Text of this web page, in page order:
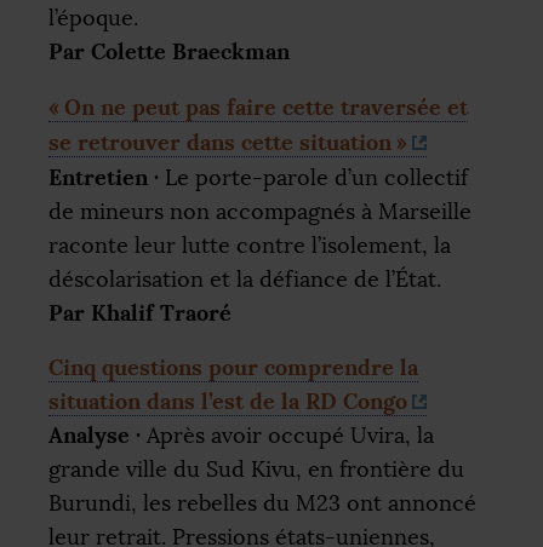
l’époque.
Par Colette Braeckman
« On ne peut pas faire cette traversée et
se retrouver dans cette situation »
Entretien · Le porte-parole d’un collectif
de mineurs non accompagnés à Marseille
raconte leur lutte contre l’isolement, la
déscolarisation et la défiance de l’État.
Par Khalif Traoré
Cinq questions pour comprendre la
situation dans l’est de la RD Congo
Analyse · Après avoir occupé Uvira, la
grande ville du Sud Kivu, en frontière du
Burundi, les rebelles du M23 ont annoncé
leur retrait. Pressions états-uniennes,